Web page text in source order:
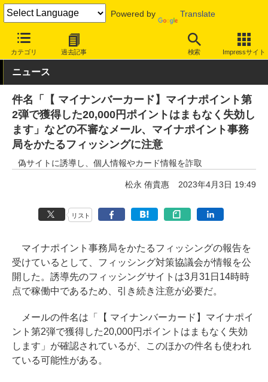
Powered by Translate
カテゴリ 過去記事 検索 Impressサイト
INTERNET Watch トピック 詐欺/フィッシング
ニュース
件名「【 マイナンバーカード】マイナポイント第
2弾で獲得した20,000円ポイントはまもなく失効し
ます」などの不審なメール、マイナポイント事務
局をかたるフィッシングに注意
偽サイトに誘導し、個人情報やカード情報を詐取
松永 侑貴惠 2023年4月3日 19:49
リスト
マイナポイント事務局をかたるフィッシングの報告を
受けているとして、フィッシング対策協議会が情報を公
開した。誘導先のフィッシングサイトは3月31日14時時
点で稼働中であるため、引き続き注意が必要だ。
メールの件名は「【 マイナンバーカード】マイナポイ
ント第2弾で獲得した20,000円ポイントはまもなく失効
します」が確認されているが、このほかの件名も使われ
ている可能性がある。